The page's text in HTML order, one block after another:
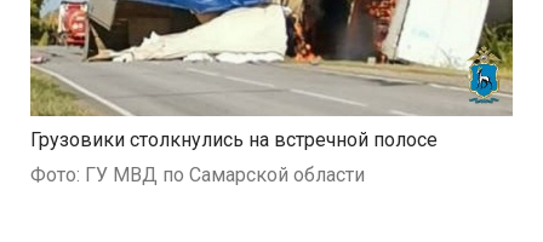
Грузовики столкнулись на встречной полосе
Фото: ГУ МВД по Самарской области